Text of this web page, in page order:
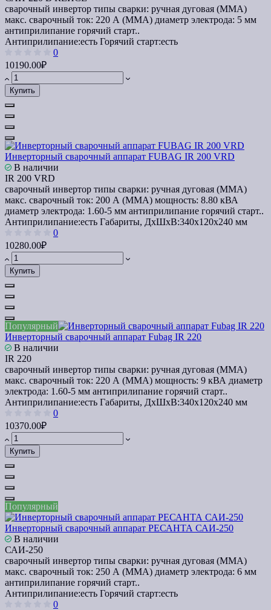
сварочный инвертор типы сварки: ручная дуговая (MMA)
макс. сварочный ток: 220 А (MMA) диаметр электрода: 5 мм
антиприлипание горячий старт..
Антиприлипание:есть Горячий старт:есть
0
10190.00₽
Купить
Инверторный сварочный аппарат FUBAG IR 200 VRD
В наличии
IR 200 VRD
сварочный инвертор типы сварки: ручная дуговая (MMA)
макс. сварочный ток: 200 А (MMA) мощность: 8.80 кВА
диаметр электрода: 1.60-5 мм антиприлипание горячий старт..
Антиприлипание:есть Габариты, ДхШхВ:340х120х240 мм
0
10280.00₽
Купить
Популярный
Инверторный сварочный аппарат Fubag IR 220
В наличии
IR 220
сварочный инвертор типы сварки: ручная дуговая (MMA)
макс. сварочный ток: 220 А (MMA) мощность: 9 кВА диаметр
электрода: 1.60-5 мм антиприлипание горячий старт..
Антиприлипание:есть Габариты, ДхШхВ:340х120х240 мм
0
10370.00₽
Купить
Популярный
Инверторный сварочный аппарат РЕСАНТА САИ-250
В наличии
САИ-250
сварочный инвертор типы сварки: ручная дуговая (MMA)
макс. сварочный ток: 250 А (MMA) диаметр электрода: 6 мм
антиприлипание горячий старт..
Антиприлипание:есть Горячий старт:есть
0